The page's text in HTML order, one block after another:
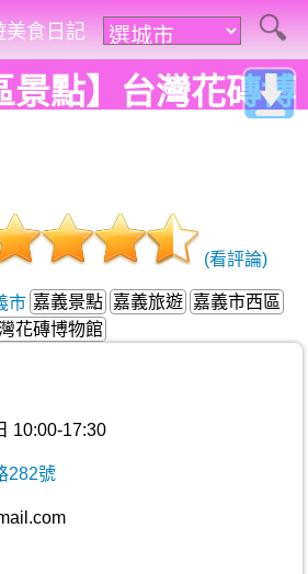
美食日記
景點】台灣花磚博
花磚綻放古厝之
文化的老宅，必
訪!
(看評論)
市 嘉義景點 嘉義旅遊 嘉義市西區
花磚博物館
10:00-17:30
282號